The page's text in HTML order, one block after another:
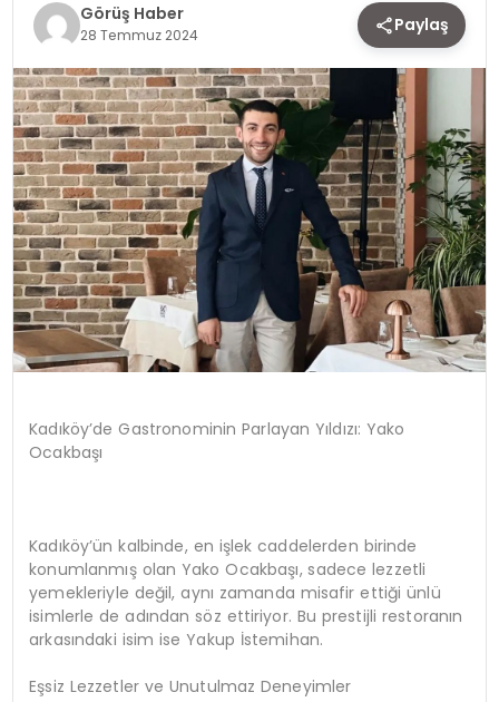
Görüş Haber
28 Temmuz 2024 Paylaş
Kadıköy’de Gastronominin Parlayan Yıldızı: Yako
Ocakbaşı
Kadıköy’ün kalbinde, en işlek caddelerden birinde
konumlanmış olan Yako Ocakbaşı, sadece lezzetli
yemekleriyle değil, aynı zamanda misafir ettiği ünlü
isimlerle de adından söz ettiriyor. Bu prestijli restoranın
arkasındaki isim ise Yakup İstemihan.
Eşsiz Lezzetler ve Unutulmaz Deneyimler